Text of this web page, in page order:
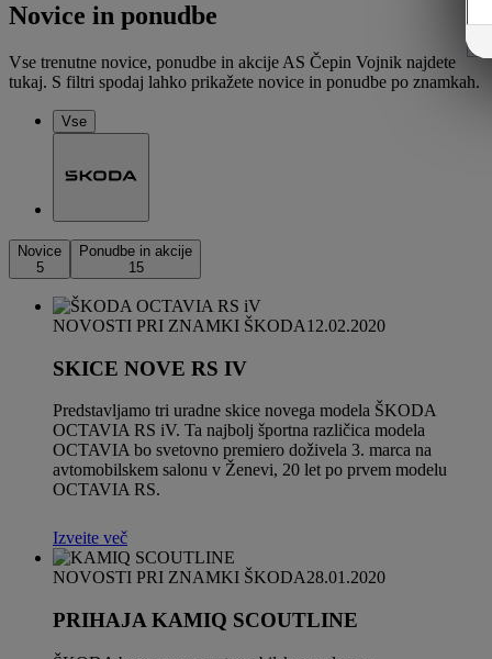
Novice in ponudbe
Vse trenutne novice, ponudbe in akcije AS Čepin Vojnik najdete
tukaj. S filtri spodaj lahko prikažete novice in ponudbe po znamkah.
Vse
Novice
5
Ponudbe in akcije
15
NOVOSTI PRI ZNAMKI ŠKODA12.02.2020
SKICE NOVE RS IV
Predstavljamo tri uradne skice novega modela ŠKODA
OCTAVIA RS iV. Ta najbolj športna različica modela
OCTAVIA bo svetovno premiero doživela 3. marca na
avtomobilskem salonu v Ženevi, 20 let po prvem modelu
OCTAVIA RS.
Izveite več
NOVOSTI PRI ZNAMKI ŠKODA28.01.2020
PRIHAJA KAMIQ SCOUTLINE